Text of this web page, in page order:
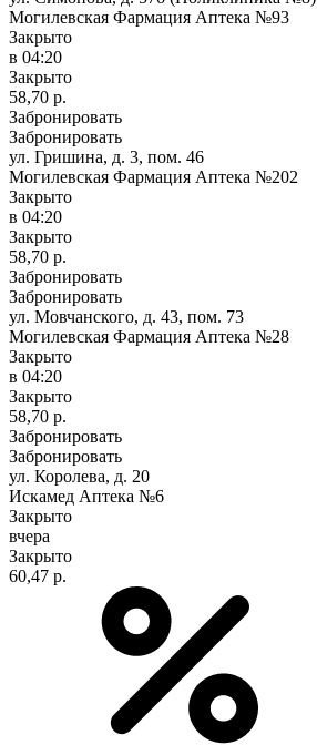
Могилевская Фармация Аптека №93
Закрыто
в 04:20
Закрыто
58,70 р.
Забронировать
Забронировать
ул. Гришина, д. 3, пом. 46
Могилевская Фармация Аптека №202
Закрыто
в 04:20
Закрыто
58,70 р.
Забронировать
Забронировать
ул. Мовчанского, д. 43, пом. 73
Могилевская Фармация Аптека №28
Закрыто
в 04:20
Закрыто
58,70 р.
Забронировать
Забронировать
ул. Королева, д. 20
Искамед Аптека №6
Закрыто
вчера
Закрыто
60,47 р.